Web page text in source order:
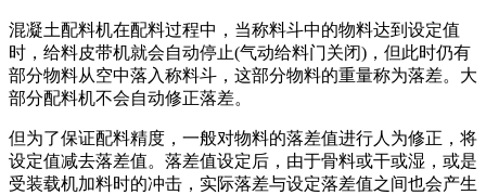
混凝土配料机在配料过程中，当称料斗中的物料达到设定值
时，给料皮带机就会自动停止(气动给料门关闭)，但此时仍有
部分物料从空中落入称料斗，这部分物料的重量称为落差。大
部分配料机不会自动修正落差。
但为了保证配料精度，一般对物料的落差值进行人为修正，将
设定值减去落差值。落差值设定后，由于骨料或干或湿，或是
受装载机加料时的冲击，实际落差与设定落差值之间也会产生